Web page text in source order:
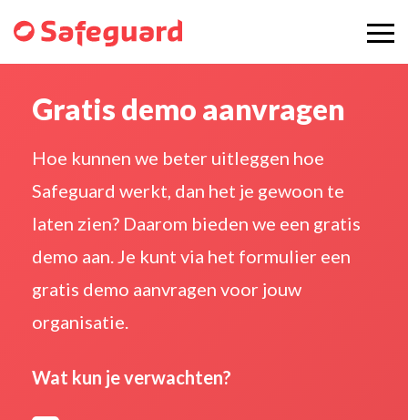
Gratis demo aanvragen
Hoe kunnen we beter uitleggen hoe
Safeguard werkt, dan het je gewoon te
laten zien? Daarom bieden we een gratis
demo aan. Je kunt via het formulier een
gratis demo aanvragen voor jouw
organisatie.
Wat kun je verwachten?